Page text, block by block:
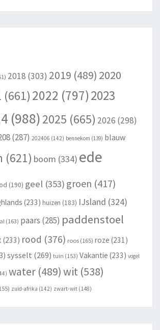
2018 (303) 2019 (489) 2020
(661) 2022 (797)2023
(988) 2025 (665) 2026 (298)
(287) 202406 (142) bennekom (139) blauw
(621) boom (334) ede
(190) geel (353) groen (417)
(233) huizen (183) IJsland (324)
(163) paars (285) paddenstoel
(233) rood (376) roos (165) roze (231)
sysselt (269) tuin (153) Vakantie (233) vogel
water (489)wit (538)
zuid-afrika (142) zwart-wit (148)